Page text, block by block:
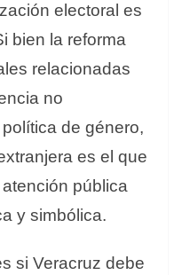
electoral es
bien la reforma
relacionadas
no
de género,
es el que
pública
y simbólica.
si Veracruz debe